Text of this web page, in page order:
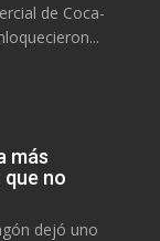
de Coca-
más
que no
dejó uno